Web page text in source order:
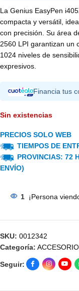
La Genius EasyPen
compacta y versátil,
con precisión. Su área
2560 LPI garantizan un
1024 niveles de
expresivos.
Financia tus
Sin existencias
PRECIOS SOLO WEB
TIEMPOS DE
PROVINCIAS: 72
ENVÍO)
1 ¡Persona
SKU: 0012342
Categoría:
Seguir: